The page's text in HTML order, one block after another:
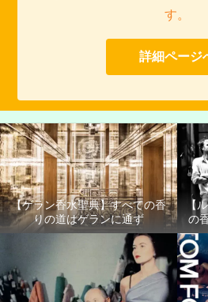
す。
詳細ページ
【ゲラン香水聖典】すべての香
りの道はゲランに通ず
【
の